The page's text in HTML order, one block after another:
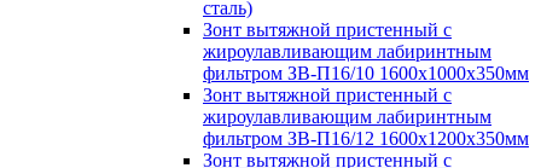
сталь)
Зонт вытяжной пристенный с
жироулавливающим лабиринтным
фильтром ЗВ-П16/10 1600х1000х350мм
Зонт вытяжной пристенный с
жироулавливающим лабиринтным
фильтром ЗВ-П16/12 1600х1200х350мм
Зонт вытяжной пристенный с